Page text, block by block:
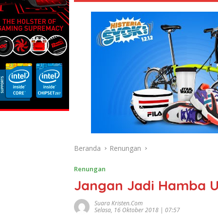
Beranda Renungan
Renungan
Jangan Jadi Hamba
Suara Kristen.com
Selasa, 16 Oktober 2018 | 07:57